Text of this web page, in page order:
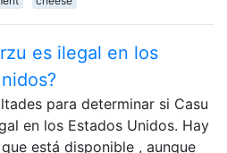
es ilegal en los
para determinar si Casu
en los Estados Unidos. Hay
está disponible , aunque